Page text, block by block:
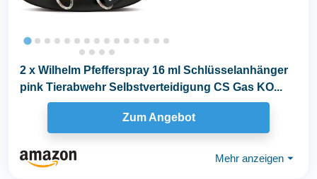
2 x Wilhelm Pfefferspray 16 ml Schlüsselanhänger
pink Tierabwehr Selbstverteidigung CS Gas KO...
Zum Angebot
Mehr anzeigen ⏷